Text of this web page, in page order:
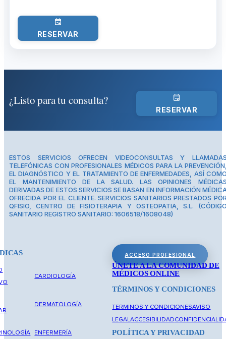
RESERVAR
¿Listo para tu consulta?
RESERVAR
ESTOS SERVICIOS OFRECEN VIDEOCONSULTAS Y
TELEFÓNICAS CON PROFESIONALES MÉDICOS PARA LA
EL DIAGNÓSTICO Y EL TRATAMIENTO DE ENFERMEDADES, ASÍ
EL MANTENIMIENTO DE LA SALUD. LAS OPINIONES
DERIVADAS DE ESTOS SERVICIOS SE BASAN EN INFORMACIÓN
OFRECIDA POR EL CLIENTE. SERVICIOS SANITARIOS PRESTADOS
QFISIO, CENTRO DE FISIOTERAPIA Y OSTEOPATIA, S.L.
SANITARIO REGISTRO SANITARIO: 1606518/1608048)
CARDIOLOGÍA
DERMATOLOGÍA
ENFERMERÍA
ACCESO PROFESIONAL
ÚNETE A LA COMUNIDAD DE
MÉDICOS ONLINE
TÉRMINOS Y CONDICIONES
TERMINOS Y CONDICIONESAVISO
LEGALACCESIBILIDAD
POLÍTICA Y PRIVACIDAD